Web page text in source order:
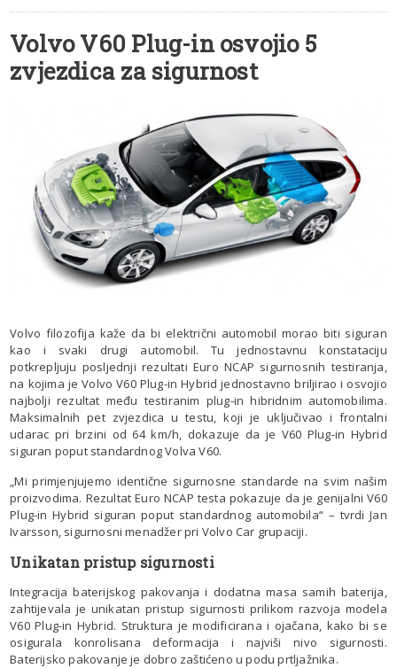
Volvo V60 Plug-in osvojio 5
zvjezdica za sigurnost
Volvo filozofija kaže da bi električni automobil morao biti siguran
kao i svaki drugi automobil. Tu jednostavnu konstataciju
potkrepljuju posljednji rezultati Euro NCAP sigurnosnih testiranja,
na kojima je Volvo V60 Plug-in Hybrid jednostavno briljirao i osvojio
najbolji rezultat među testiranim plug-in hibridnim automobilima.
Maksimalnih pet zvjezdica u testu, koji je uključivao i frontalni
udarac pri brzini od 64 km/h, dokazuje da je V60 Plug-in Hybrid
siguran poput standardnog Volva V60.
„Mi primjenjujemo identične sigurnosne standarde na svim našim
proizvodima. Rezultat Euro NCAP testa pokazuje da je genijalni V60
Plug-in Hybrid siguran poput standardnog automobila“ – tvrdi Jan
Ivarsson, sigurnosni menadžer pri Volvo Car grupaciji.
Unikatan pristup sigurnosti
Integracija baterijskog pakovanja i dodatna masa samih baterija,
zahtijevala je unikatan pristup sigurnosti prilikom razvoja modela
V60 Plug-in Hybrid. Struktura je modificirana i ojačana, kako bi se
osigurala konrolisana deformacija i najviši nivo sigurnosti.
Baterijsko pakovanje je dobro zaštićeno u podu prtljažnika.